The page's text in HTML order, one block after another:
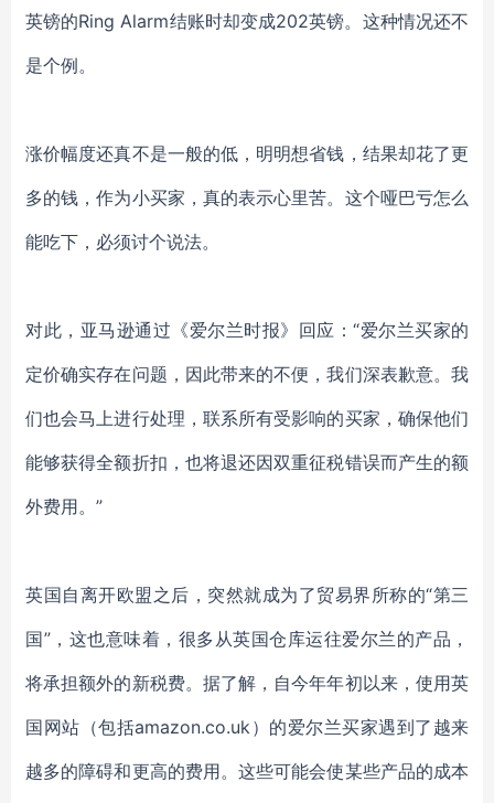
英镑的Ring Alarm结账时却变成202英镑。这种情况还不
是个例。
涨价幅度还真不是一般的低，明明想省钱，结果却花了更
多的钱，作为小买家，真的表示心里苦。这个哑巴亏怎么
能吃下，必须讨个说法。
对此，亚马逊通过《爱尔兰时报》回应： “爱尔兰买家的
定价确实存在问题，因此带来的不便，我们深表歉意。我
们也会马上进行处理，联系所有受影响的买家，确保他们
能够获得全额折扣，也将退还因双重征税错误而产生的额
外费用。”
英国自离开欧盟之后，突然就成为了贸易界所称的“第三
国”，这也意味着，很多从英国仓库运往爱尔兰的产品，
将承担额外的新税费。据了解，自今年年初以来，使用英
国网站（包括amazon.co.uk）的爱尔兰买家遇到了越来
越多的障碍和更高的费用。这些可能会使某些产品的成本